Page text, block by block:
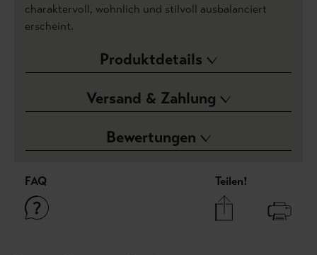
charaktervoll, wohnlich und stilvoll ausbalanciert
erscheint.
Produktdetails
Versand & Zahlung
Bewertungen
FAQ Teilen!